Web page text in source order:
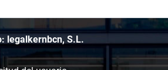
legalkernbcn, S.L.